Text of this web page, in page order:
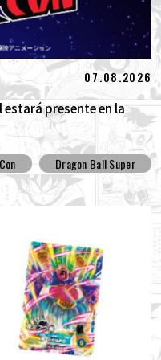
07.08.2026
estará presente en la
Dragon Ball Super